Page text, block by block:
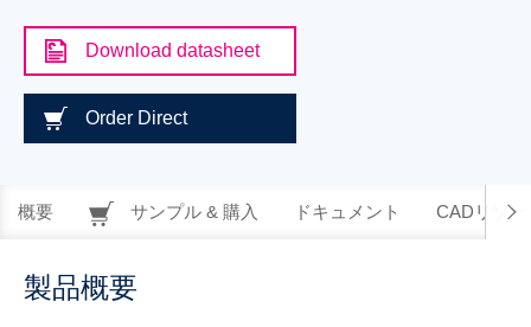
Download datasheet
Order Direct
概要 サンプル & 購入 ドキュメント CADリソー
製品概要